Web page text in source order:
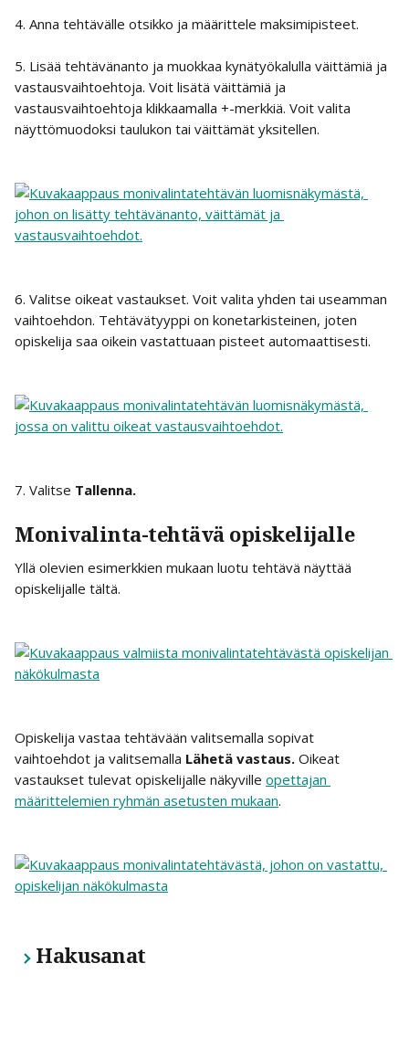
4. Anna tehtävälle otsikko ja määrittele maksimipisteet.
5. Lisää tehtävänanto ja muokkaa kynätyökalulla väittämiä ja
vastausvaihtoehtoja. Voit lisätä väittämiä ja
vastausvaihtoehtoja klikkaamalla +-merkkiä. Voit valita
näyttömuodoksi taulukon tai väittämät yksitellen.
6. Valitse oikeat vastaukset. Voit valita yhden tai useamman
vaihtoehdon. Tehtävätyyppi on konetarkisteinen, joten
opiskelija saa oikein vastattuaan pisteet automaattisesti.
7. Valitse Tallenna.
Monivalinta-tehtävä opiskelijalle
Yllä olevien esimerkkien mukaan luotu tehtävä näyttää
opiskelijalle tältä.
Opiskelija vastaa tehtävään valitsemalla sopivat
vaihtoehdot ja valitsemalla Lähetä vastaus. Oikeat
vastaukset tulevat opiskelijalle näkyville opettajan
määrittelemien ryhmän asetusten mukaan.
Hakusanat